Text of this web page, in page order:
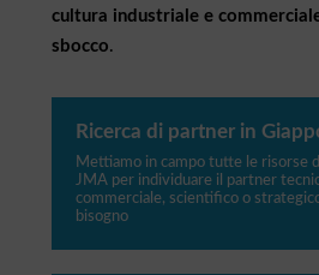
cultura industriale e
sbocco.
Ricerca di partner in
Mettiamo in campo tutte le risorse
JMA per individuare il partner
commerciale, scientifico o
bisogno